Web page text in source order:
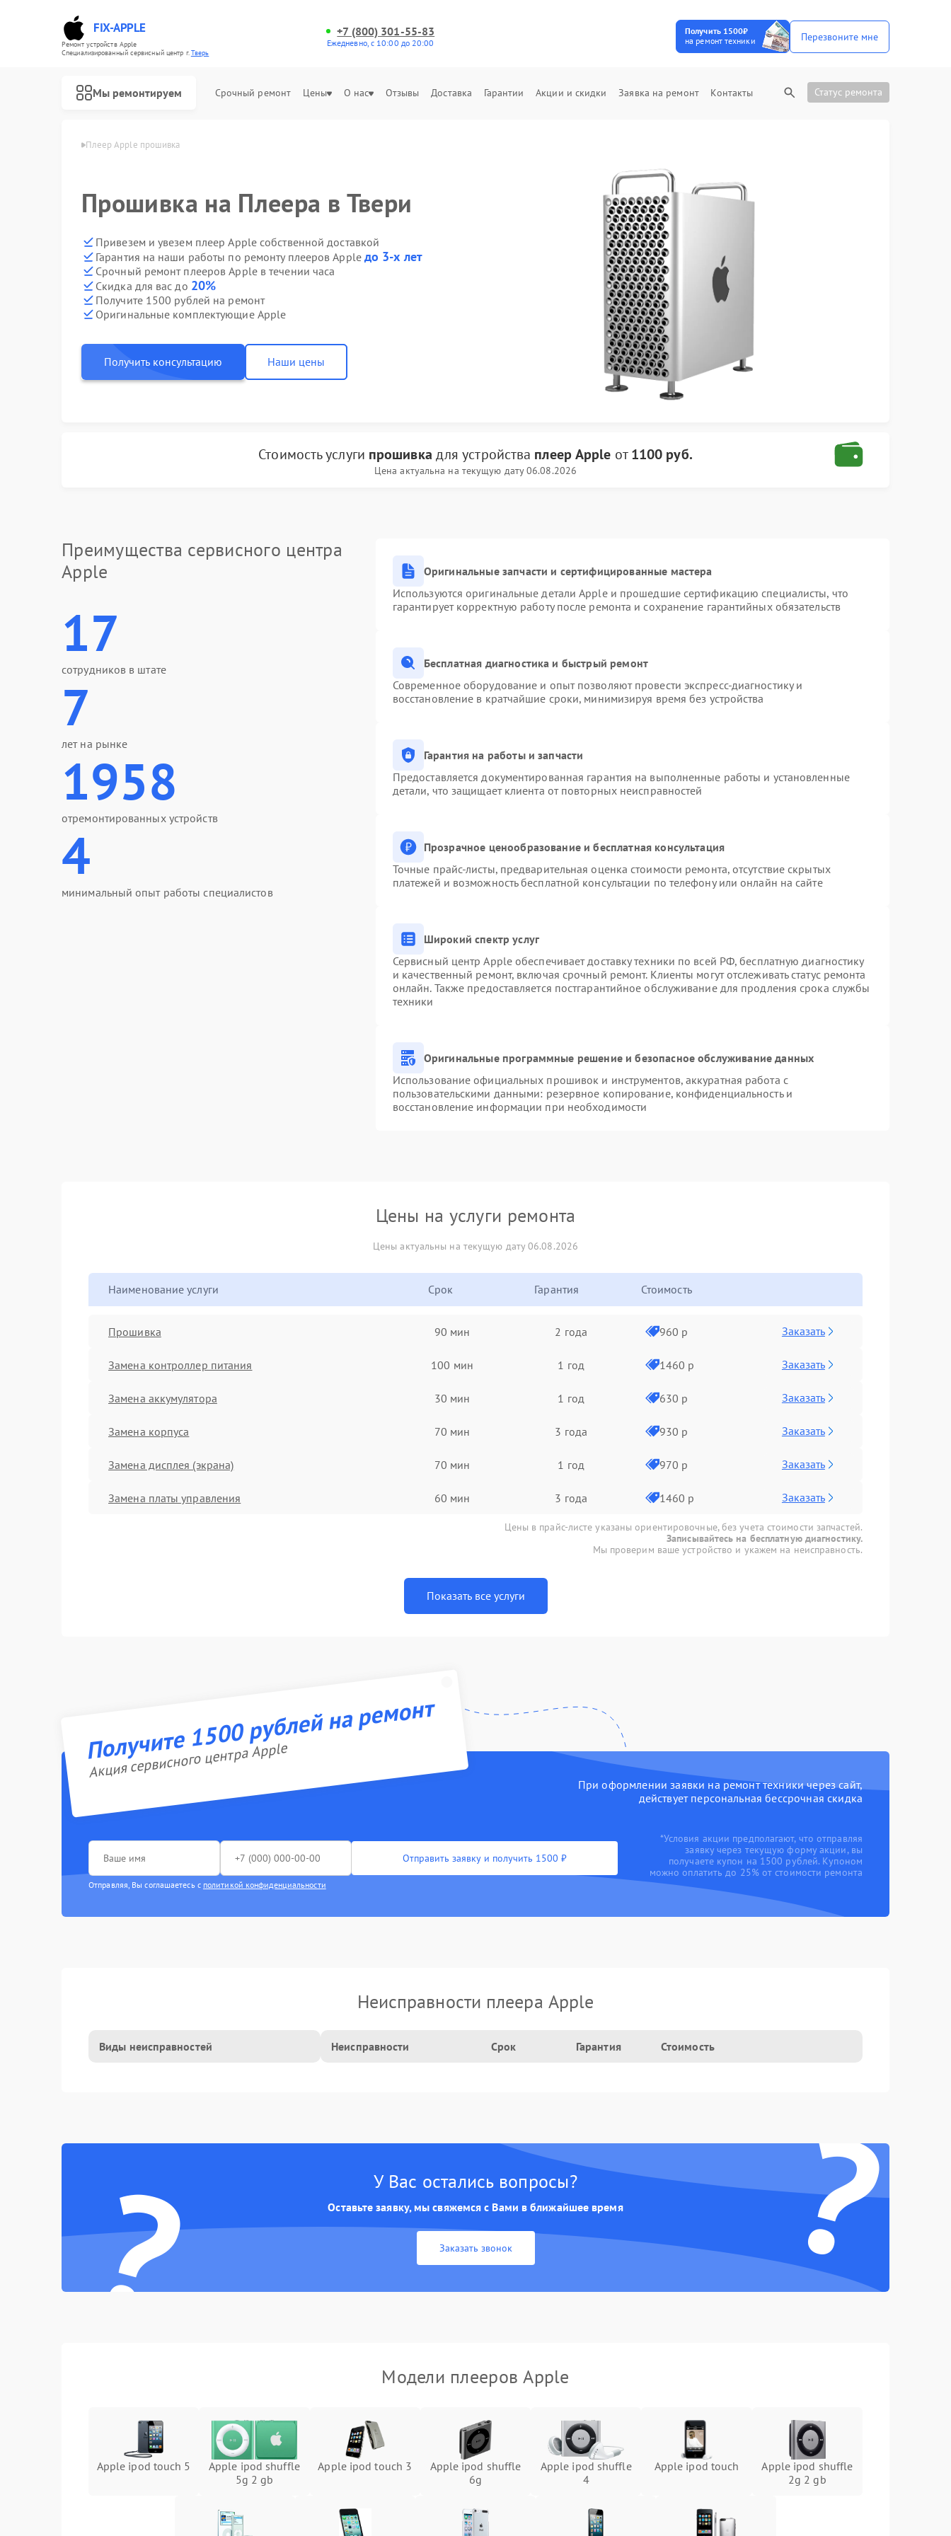
FIX-APPLE
Ремонт устройств Apple
Специализированный cервисный центр г.Тверь
+7 (800) 301-55-83
Ежедневно, с 10:00 до 20:00
Получить 1500₽
на ремонт техники
Перезвоните мне
Мы ремонтируем Срочный ремонт Цены О нас Отзывы Доставка Гарантии Акции и скидки Заявка на ремонт Контакты Статус ремонта
Плеер Apple прошивка
Прошивка на Плеера в Твери
Привезем и увезем плеер Apple собственной доставкой
Гарантия на наши работы по ремонту плееров Apple до 3-х лет
Срочный ремонт плееров Apple в течении часа
Скидка для вас до 20%
Получите 1500 рублей на ремонт
Оригинальные комплектующие Apple
Получить консультацию Наши цены
Стоимость услуги прошивка для устройства плеер Apple от1100 руб.
Цена актуальна на текущую дату 06.08.2026
Преимущества сервисного центра
Apple
17
сотрудников в штате
7
лет на рынке
1958
отремонтированных устройств
4
минимальный опыт работы специалистов
Оригинальные запчасти и сертифицированные мастера
Используются оригинальные детали Apple и прошедшие сертификацию специалисты, что
гарантирует корректную работу после ремонта и сохранение гарантийных обязательств
Бесплатная диагностика и быстрый ремонт
Современное оборудование и опыт позволяют провести экспресс-диагностику и
восстановление в кратчайшие сроки, минимизируя время без устройства
Гарантия на работы и запчасти
Предоставляется документированная гарантия на выполненные работы и установленные
детали, что защищает клиента от повторных неисправностей
Прозрачное ценообразование и бесплатная консультация
Точные прайс-листы, предварительная оценка стоимости ремонта, отсутствие скрытых
платежей и возможность бесплатной консультации по телефону или онлайн на сайте
Широкий спектр услуг
Сервисный центр Apple обеспечивает доставку техники по всей РФ, бесплатную диагностику
и качественный ремонт, включая срочный ремонт. Клиенты могут отслеживать статус ремонта
онлайн. Также предоставляется постгарантийное обслуживание для продления срока службы
техники
Оригинальные программные решение и безопасное обслуживание данных
Использование официальных прошивок и инструментов, аккуратная работа с
пользовательскими данными: резервное копирование, конфиденциальность и
восстановление информации при необходимости
Цены на услуги ремонта
Цены актуальны на текущую дату 06.08.2026
Наименование услуги Срок Гарантия Стоимость
Прошивка 90 мин 2 года 960 р Заказать
Замена контроллер питания 100 мин 1 год 1460 р Заказать
Замена аккумулятора 30 мин 1 год 630 р Заказать
Замена корпуса 70 мин 3 года 930 р Заказать
Замена дисплея (экрана) 70 мин 1 год 970 р Заказать
Замена платы управления 60 мин 3 года 1460 р Заказать
Цены в прайс-листе указаны ориентировочные, без учета стоимости запчастей.
Записывайтесь на бесплатную диагностику.
Мы проверим ваше устройство и укажем на неисправность.
Показать все услуги
Получите 1500 рублей на ремонт
Акция сервисного центра Apple
При оформлении заявки на ремонт техники через сайт,
действует персональная бессрочная скидка
Отправить заявку и получить 1500 ₽
Отправляя, Вы соглашаетесь с политикой конфиденциальности
*Условия акции предполагают, что отправляя
заявку через текущую форму акции, вы
получаете купон на 1500 рублей. Купоном
можно оплатить до 25% от стоимости ремонта
Неисправности плеера Apple
Виды неисправностей Неисправности Срок Гарантия Стоимость
? ?
У Вас остались вопросы?
Оставьте заявку, мы свяжемся с Вами в ближайшее время
Заказать звонок
Модели плееров Apple
Apple ipod touch 5
Apple ipod shuffle
5g 2 gb
Apple ipod touch 3
Apple ipod shuffle
6g
Apple ipod shuffle
4
Apple ipod touch
Apple ipod shuffle
2g 2 gb